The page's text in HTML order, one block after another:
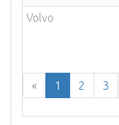
Volvo
« 1 2 3